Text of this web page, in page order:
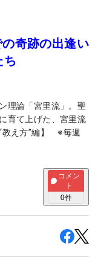
奇跡の出逢い
ち
理論「宮里流」。聖
育て上げた、宮里流
教え方”編】 ※毎週
コメン
ト
0件